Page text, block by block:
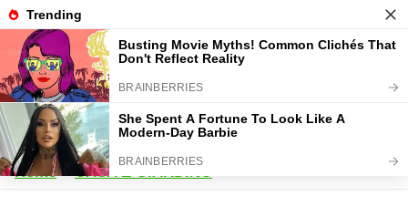
Home> CASA E GIARDINO